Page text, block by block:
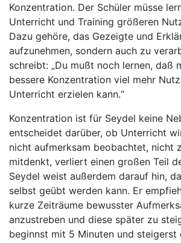
Konzentration. Der Schüler müsse
Unterricht und Training größeren
Dazu gehöre, das Gezeigte und
aufzunehmen, sondern auch zu
schreibt: „Du mußt noch lernen, daß
bessere Konzentration viel mehr
Unterricht erzielen kann.“
Konzentration ist für Seydel keine
entscheidet darüber, ob Unterricht
nicht aufmerksam beobachtet, nicht
mitdenkt, verliert einen großen Teil
Seydel weist außerdem darauf hin,
selbst geübt werden kann. Er
kurze Zeiträume bewusster
anzustreben und diese später zu
beginnst mit 5 Minuten und steigerst